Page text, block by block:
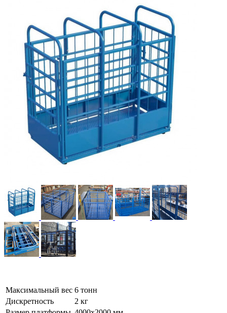
Максимальный вес 6 тонн
Дискретность
2 кг